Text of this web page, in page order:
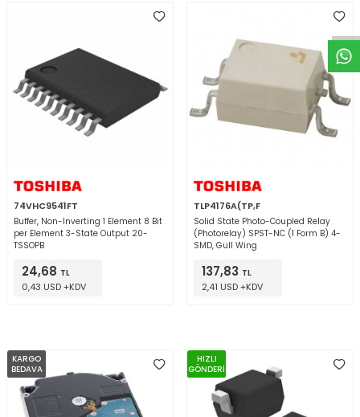
74VHC9541FT
Buffer, Non-Inverting 1 Element 8 Bit
per Element 3-State Output 20-
TSSOPB
24,68 TL
0,43 USD +KDV
TLP4176A(TP,F
Solid State Photo-Coupled Relay
(Photorelay) SPST-NC (1 Form B) 4-
SMD, Gull Wing
137,83 TL
2,41 USD +KDV
KARGO
BEDAVA
HIZLI
GÖNDERİ